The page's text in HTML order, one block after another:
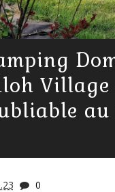
Village
0